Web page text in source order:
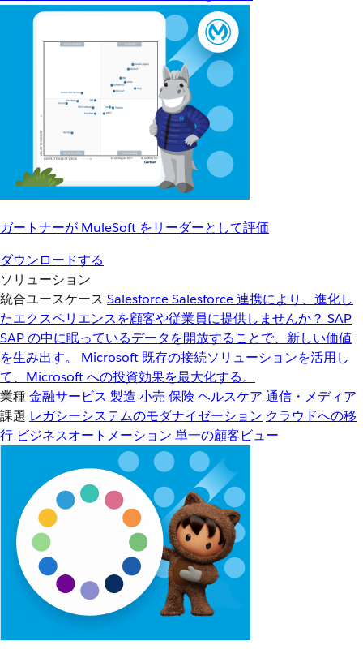
ガートナーが MuleSoft をリーダーとして評価
ダウンロードする
ソリューション
統合ユースケース SalesforceSalesforce 連携により、進化し
たエクスペリエンスを顧客や従業員に提供しませんか？ SAP
SAP の中に眠っているデータを開放することで、新しい価値
を生み出す。
Microsoft 既存の接続ソリューションを活用し
て、Microsoft への投資効果を最大化する。
業種金融サービス 製造 小売 保険 ヘルスケア 通信・メディア
課題 レガシーシステムのモダナイゼーション クラウドへの移
行 ビジネスオートメーション 単一の顧客ビュー